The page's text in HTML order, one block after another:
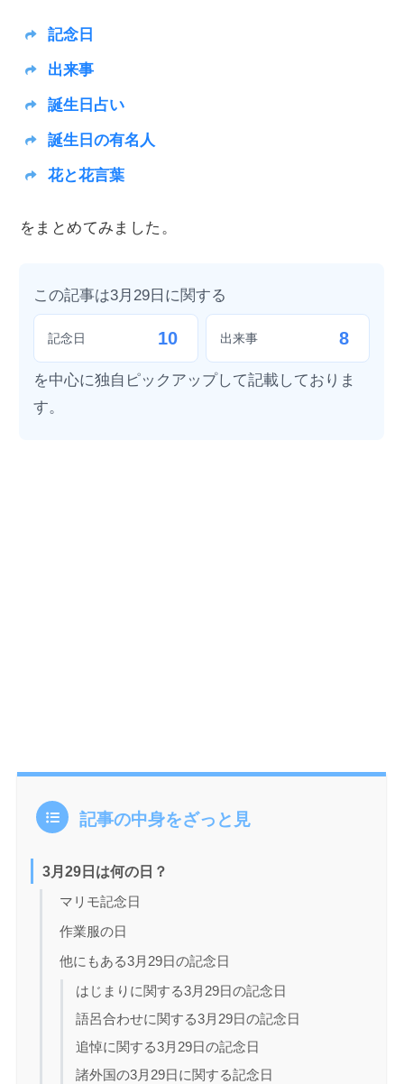
記念日
出来事
誕生日占い
誕生日の有名人
花と花言葉
をまとめてみました。
この記事は3月29日に関する
記念日 10 出来事 8
を中心に独自ピックアップして記載しておりま
す。
記事の中身をざっと見
3月29日は何の日？
マリモ記念日
作業服の日
他にもある3月29日の記念日
はじまりに関する3月29日の記念日
語呂合わせに関する3月29日の記念日
追悼に関する3月29日の記念日
諸外国の3月29日に関する記念日